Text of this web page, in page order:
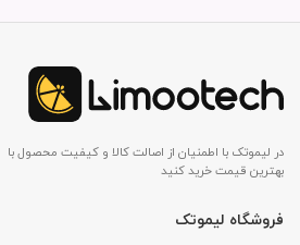
در لیموتک با اطمنیان از اصالت کالا و کیفیت محصول با
بهترین قیمت خرید کنید
فروشگاه لیموتک